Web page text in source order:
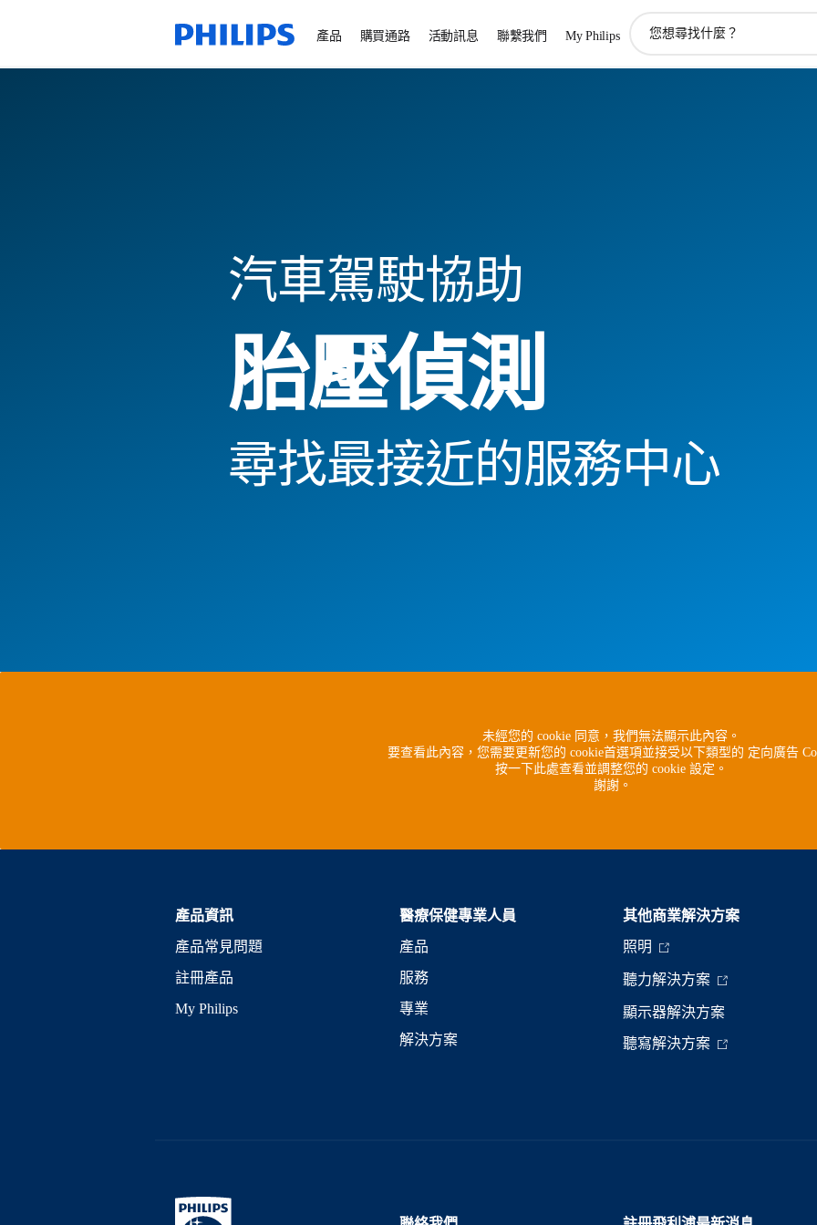
產品 購買通路 活動訊息 聯繫我們 My Philips
汽車駕駛協助
胎壓偵測
尋找最接近的服務中心
未經您的 cookie 同意，我們無法顯示此內容。
要查看此內容，您需要更新您的 cookie首選項並接受以下類型的 定向廣告
按一下此處查看並調整您的 cookie 設定。
謝謝。
產品資訊
產品常見問題
註冊產品
My Philips
醫療保健專業人員
產品
服務
專業
解決方案
其他商業解決方案
照明
聽力解決方案
顯示器解決方案
聽寫解決方案